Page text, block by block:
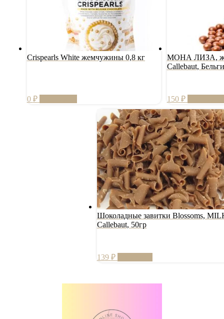
Crispearls White жемчужины 0,8 кг
0 ₽
МОНА ЛИЗА,
Callebaut,
150 ₽
Шоколадные завитки Blossoms,
Callebaut, 50гр
139 ₽